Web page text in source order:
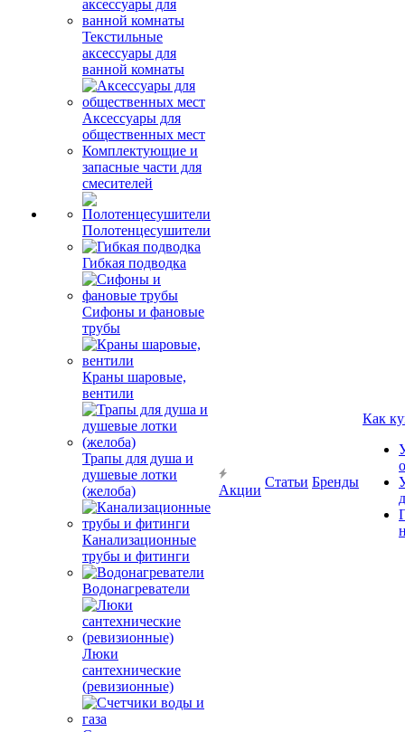
Текстильные
аксессуары для
ванной комнаты
Аксессуары для
общественных мест
Комплектующие и
запасные части для
смесителей
Полотенцесушители
Гибкая подводка
Сифоны и фановые
трубы
Краны шаровые,
вентили
Трапы для душа и
душевые лотки
(желоба)
Канализационные
трубы и фитинги
Водонагреватели
Люки
сантехнические
(ревизионные)
Акции
Статьи Бренды
Как